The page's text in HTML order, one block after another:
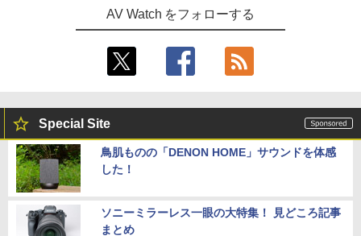
AV Watch をフォローする
Special Site
鳥肌ものの「DENON HOME」サウンドを体感
した！
ソニーミラーレス一眼の大特集！ 見どころ記事
まとめ